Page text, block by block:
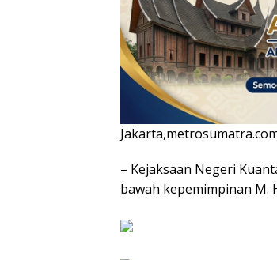
– Kejaksaan Negeri
bawah kepemimpinan M.